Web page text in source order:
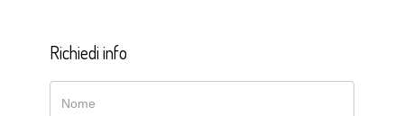
Richiedi info